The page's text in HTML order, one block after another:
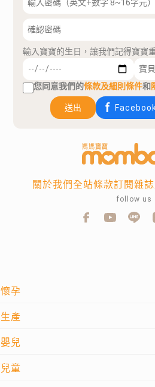
輸入寶寶的生日，讓我們記得寶寶
您同意我們的條款及細則條件和
送出
懷孕
生產
嬰兒
兒童
關於我們全站條款訂閱雜誌
follow us